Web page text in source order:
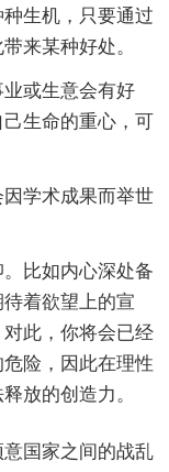
生机，只要通过
来某种好处。
或生意会有好
生命的重心，可
学术成果而举世
比如内心深处备
着欲望上的宣
此，你将会已经
险，因此在理性
放的创造力。
国家之间的战乱